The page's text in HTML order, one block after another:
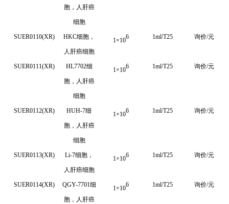
胞，人肝癌
细胞
SUER0110(XR) HKC细胞，
人肝癌细胞
1 ×106 1ml/T25 询价/元
SUER0111(XR) HL7702细
胞，人肝癌
细胞
1 ×106 1ml/T25 询价/元
SUER0112(XR) HUH-7细
胞，人肝癌
细胞
1 ×106 1ml/T25 询价/元
SUER0113(XR) Li-7细胞，
人肝癌细胞
1 ×106 1ml/T25 询价/元
SUER0114(XR) QGY-7701细
胞，人肝癌
1 ×106 1ml/T25 询价/元